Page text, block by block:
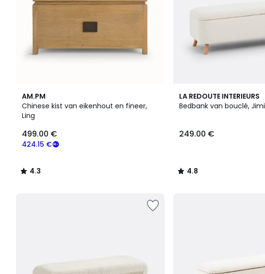
AM.PM
Chinese kist van eikenhout en fineer,
Ling
424.15 €
499.00 €
4.3
/ 5
4.3
/
LA REDOUTE INTERIEURS
Bedbank van bouclé, Jimi
249.00 €
4.8
/ 5
4.8
/